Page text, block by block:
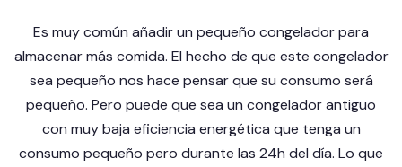
Es muy común añadir un pequeño congelador para
almacenar más comida. El hecho de que este congelador
sea pequeño nos hace pensar que su consumo será
pequeño. Pero puede que sea un congelador antiguo
con muy baja eficiencia energética que tenga un
consumo pequeño pero durante las 24h del día. Lo que